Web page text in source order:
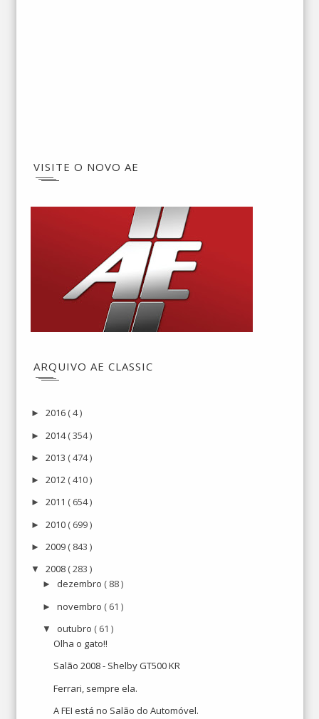
VISITE O NOVO AE
ARQUIVO AE CLASSIC
► 2016 ( 4 )
► 2014( 354 )
► 2013 ( 474 )
► 2012 ( 410 )
► 2011 ( 654 )
► 2010 ( 699 )
► 2009 ( 843 )
▼ 2008 ( 283 )
► dezembro ( 88 )
► novembro ( 61 )
▼ outubro ( 61 )
Olha o gato!!
Salão 2008 - Shelby GT500 KR
Ferrari, sempre ela.
A FEI está no Salão do Automóvel.